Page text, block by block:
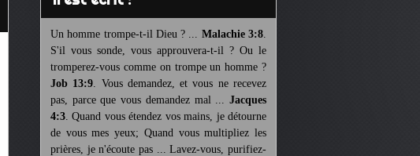
Un homme trompe-t-il Dieu ? ... Malachie 3:8.
S'il vous sonde, vous approuvera-t-il ? Ou le
tromperez-vous comme on trompe un homme ?
Job 13:9. Vous demandez, et vous ne recevez
pas, parce que vous demandez mal ... Jacques
4:3. Quand vous étendez vos mains, je détourne
de vous mes yeux; Quand vous multipliez les
prières, je n'écoute pas ... Lavez-vous, purifiez-